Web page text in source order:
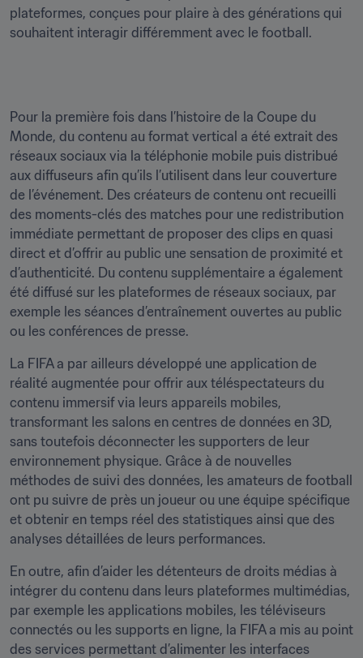
plateformes, conçues pour plaire à des générations qui
souhaitent interagir différemment avec le football.
Pour la première fois dans l’histoire de la Coupe du
Monde, du contenu au format vertical a été extrait des
réseaux sociaux via la téléphonie mobile puis distribué
aux diffuseurs afin qu’ils l’utilisent dans leur couverture
de l’événement. Des créateurs de contenu ont recueilli
des moments-clés des matches pour une redistribution
immédiate permettant de proposer des clips en quasi
direct et d’offrir au public une sensation de proximité et
d’authenticité. Du contenu supplémentaire a également
été diffusé sur les plateformes de réseaux sociaux, par
exemple les séances d’entraînement ouvertes au public
ou les conférences de presse.
La FIFA a par ailleurs développé une application de
réalité augmentée pour offrir aux téléspectateurs du
contenu immersif via leurs appareils mobiles,
transformant les salons en centres de données en 3D,
sans toutefois déconnecter les supporters de leur
environnement physique. Grâce à de nouvelles
méthodes de suivi des données, les amateurs de football
ont pu suivre de près un joueur ou une équipe spécifique
et obtenir en temps réel des statistiques ainsi que des
analyses détaillées de leurs performances.
En outre, afin d’aider les détenteurs de droits médias à
intégrer du contenu dans leurs plateformes multimédias,
par exemple les applications mobiles, les téléviseurs
connectés ou les supports en ligne, la FIFA a mis au point
des services permettant d’alimenter les interfaces